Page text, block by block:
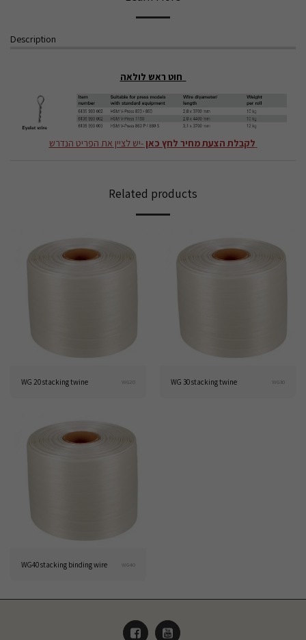
Description
לקבלת הצעת מחיר לחץ כאן-יש לציין את הפריט הנדרש
Related products
WG 20 stacking twine WG20 WG 30 stacking twine WG30
WG40 stacking binding wire WG40